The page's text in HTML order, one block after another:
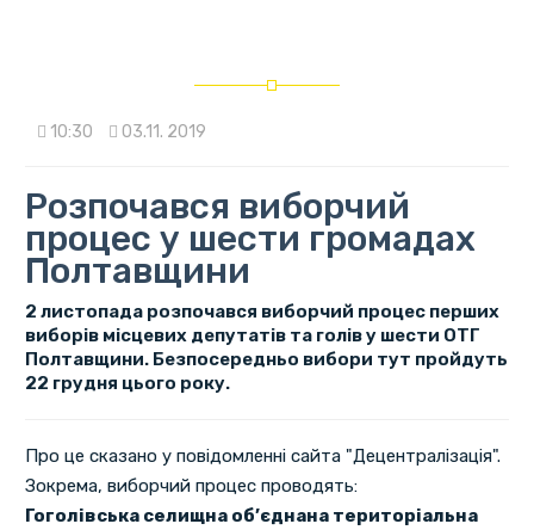
10:30 03.11. 2019
Розпочався виборчий
процес у шести громадах
Полтавщини
2 листопада розпочався виборчий процес перших
виборів місцевих депутатів та голів у шести ОТГ
Полтавщини. Безпосередньо вибори тут пройдуть
22 грудня цього року.
Про це сказано у повідомленні сайта "Децентралізація".
Зокрема, виборчий процес проводять:
Гоголівська селищна об’єднана територіальна